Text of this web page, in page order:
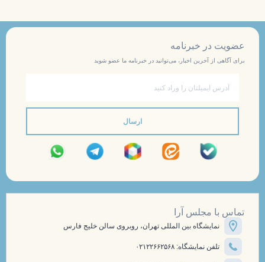
عضویت در خبرنامه
برای آگاهی از آخرین اخبار، می‌توانید در خبرنامه ما عضو شوید
ارسال
تماس با مجلس آرا
نمایشگاه بین المللی تهران، روبروی سالن خلیج فارس
تلفن نمایشگاه: ۰۲۱۲۲۶۶۲۵۶۸